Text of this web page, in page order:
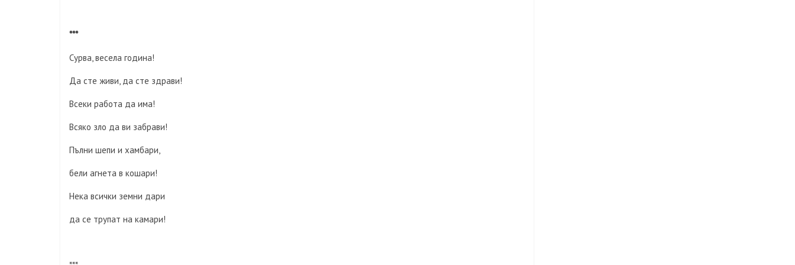
***
Сурва, весела година!
Да сте живи, да сте здрави!
Всеки работа да има!
Всяко зло да ви забрави!
Пълни шепи и хамбари,
бели агнета в кошари!
Нека всички земни дари
да се трупат на камари!